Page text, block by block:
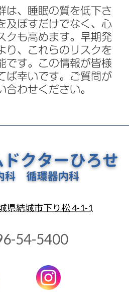
は、睡眠の質を低下さ
及ぼすだけでなく、心
クも高めます。早期発
り、これらのリスクを
です。この情報が皆様
ば幸いです。ご質問が
合わせください。
県結城市下り松 4-1-1
54-5400